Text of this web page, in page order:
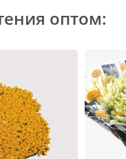
оптом: